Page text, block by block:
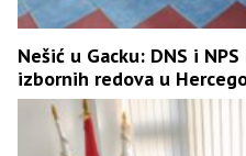
Nešić u Gacku: DNS i
izbornih redova u